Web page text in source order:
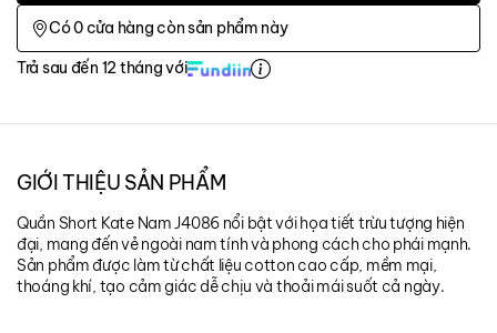
Có0cửa hàng còn sản phẩm này
Trả sau đến 12 tháng với
GIỚI THIỆU SẢN PHẨM
Quần Short Kate Nam J4086 nổi bật với họa tiết trừu tượng hiện
đại, mang đến vẻ ngoài nam tính và phong cách cho phái mạnh.
Sản phẩm được làm từ chất liệu cotton cao cấp, mềm mại,
thoáng khí, tạo cảm giác dễ chịu và thoải mái suốt cả ngày.